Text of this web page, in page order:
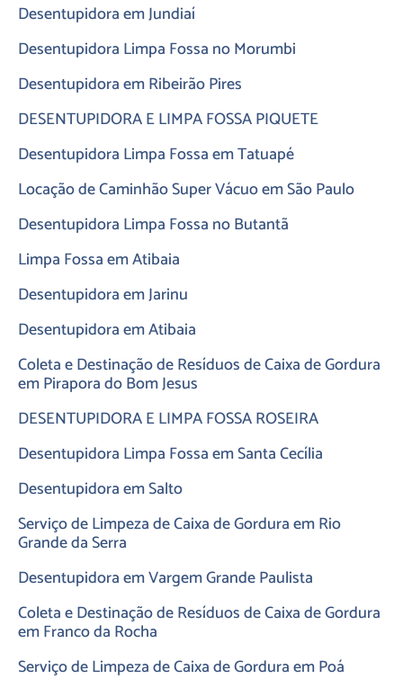
Desentupidora em Jundiaí
Desentupidora Limpa Fossa no Morumbi
Desentupidora em Ribeirão Pires
DESENTUPIDORA E LIMPA FOSSA PIQUETE
Desentupidora Limpa Fossa em Tatuapé
Locação de Caminhão Super Vácuo em São Paulo
Desentupidora Limpa Fossa no Butantã
Limpa Fossa em Atibaia
Desentupidora em Jarinu
Desentupidora em Atibaia
Coleta e Destinação de Resíduos de Caixa de Gordura
em Pirapora do Bom Jesus
DESENTUPIDORA E LIMPA FOSSA ROSEIRA
Desentupidora Limpa Fossa em Santa Cecília
Desentupidora em Salto
Serviço de Limpeza de Caixa de Gordura em Rio
Grande da Serra
Desentupidora em Vargem Grande Paulista
Coleta e Destinação de Resíduos de Caixa de Gordura
em Franco da Rocha
Serviço de Limpeza de Caixa de Gordura em Poá